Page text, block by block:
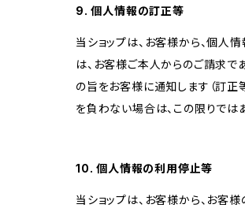
9. 個人情報の訂正等
当ショップは、お客様から、個人
は、お客様ご本人からのご請求
の旨をお客様に通知します（訂正
を負わない場合は、この限りでは
10. 個人情報の利用停止等
当ショップは、お客様から、お